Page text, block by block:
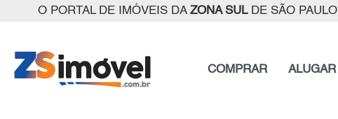
O PORTAL DE IMÓVEIS DA ZONA SULDE SÃO PAULO
COMPRAR ALUGAR